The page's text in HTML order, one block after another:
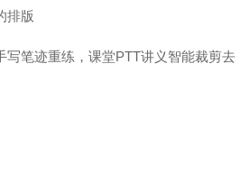
排版
写笔迹重练，课堂PTT讲义智能裁剪去